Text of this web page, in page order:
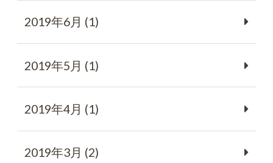
2019年6月 (1)
2019年5月 (1)
2019年4月 (1)
2019年3月 (2)